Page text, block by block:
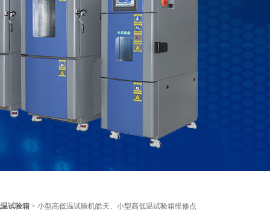
试验箱 > 小型高低温试验机皓天、小型高低温试验箱维修点